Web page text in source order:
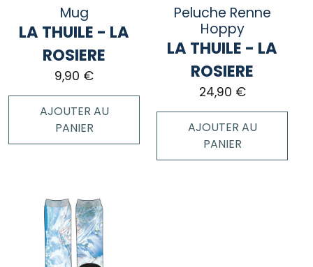
Mug
LA THUILE - LA
ROSIERE
9,90 €
AJOUTER AU
PANIER
Peluche Renne
Hoppy
LA THUILE - LA
ROSIERE
24,90 €
AJOUTER AU
PANIER